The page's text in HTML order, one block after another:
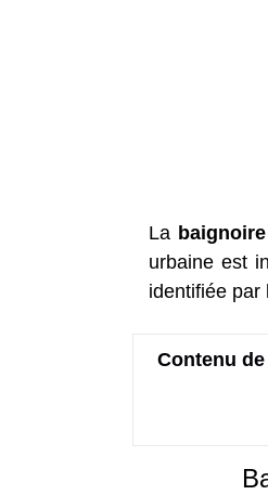
La
urbaine est
identifiée
Contenu